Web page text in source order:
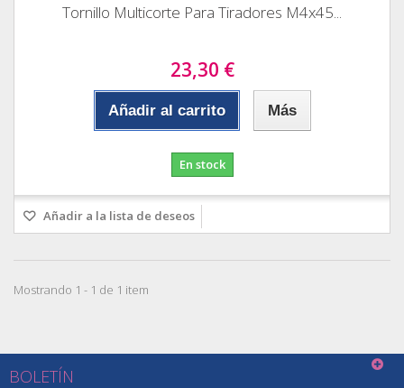
Tornillo Multicorte Para Tiradores M4x45...
23,30 €
Añadir al carrito Más
En stock
Añadir a la lista de deseos
Mostrando 1 - 1 de 1 item
BOLETÍN